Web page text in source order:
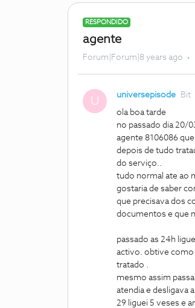
RESPONDIDO
agente
Forum|Forum|8 years ago
U universepisode Bit
ola boa tarde
no passado dia 20/
agente 8106086
depois de tudo
do serviço..
tudo normal ate ao
gostaria de saber
que precisava dos
documentos e que
passado as 24h
activo. obtive como
tratado .
mesmo assim
atendia e desligava
29 liguei 5 veses e